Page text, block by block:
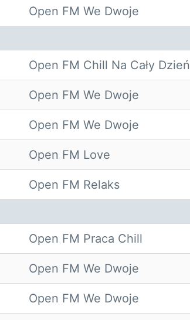
Open FM We Dwoje
Open FM Chill Na Cały Dzień
Open FM We Dwoje
Open FM We Dwoje
Open FM Love
Open FM Relaks
Open FM Praca Chill
Open FM We Dwoje
Open FM We Dwoje